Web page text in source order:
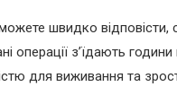
швидко відповісти,
операції з’їдають
для виживання та